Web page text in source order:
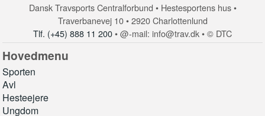
Dansk Travsports Centralforbund • Hestesportens hus •
Traverbanevej 10 • 2920 Charlottenlund
Tlf. (+45) 888 11 200• @-mail: info@trav.dk • © DTC
Hovedmenu
Sporten
Avl
Hesteejere
Ungdom